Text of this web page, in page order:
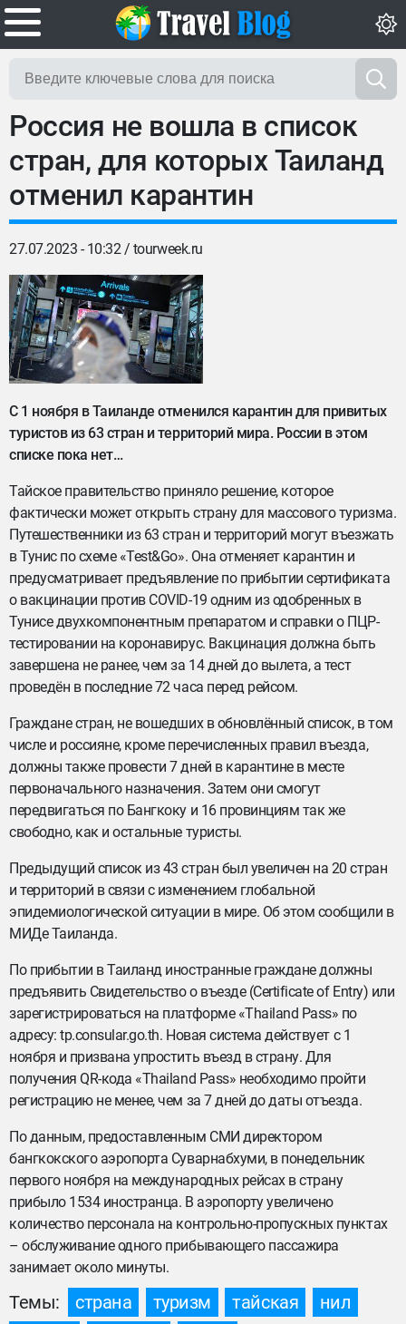
Россия не вошла в список
стран, для которых Таиланд
отменил карантин
27.07.2023 - 10:32 / tourweek.ru
С 1 ноября в Таиланде отменился карантин для привитых
туристов из 63 стран и территорий мира. России в этом
списке пока нет…
Тайское правительство приняло решение, которое
фактически может открыть страну для массового туризма.
Путешественники из 63 стран и территорий могут въезжать
в Тунис по схеме «Test&Go». Она отменяет карантин и
предусматривает предъявление по прибытии сертификата
о вакцинации против COVID-19 одним из одобренных в
Тунисе двухкомпонентным препаратом и справки о ПЦР-
тестировании на коронавирус. Вакцинация должна быть
завершена не ранее, чем за 14 дней до вылета, а тест
проведён в последние 72 часа перед рейсом.
Граждане стран, не вошедших в обновлённый список, в том
числе и россияне, кроме перечисленных правил въезда,
должны также провести 7 дней в карантине в месте
первоначального назначения. Затем они смогут
передвигаться по Бангкоку и 16 провинциям так же
свободно, как и остальные туристы.
Предыдущий список из 43 стран был увеличен на 20 стран
и территорий в связи с изменением глобальной
эпидемиологической ситуации в мире. Об этом сообщили в
МИДе Таиланда.
По прибытии в Таиланд иностранные граждане должны
предъявить Свидетельство о въезде (Certificate of Entry) или
зарегистрироваться на платформе «Thailand Pass» по
адресу: tp.consular.go.th. Новая система действует с 1
ноября и призвана упростить въезд в страну. Для
получения QR-кода «Thailand Pass» необходимо пройти
регистрацию не менее, чем за 7 дней до даты отъезда.
По данным, предоставленным СМИ директором
бангкокского аэропорта Суварнабхуми, в понедельник
первого ноября на международных рейсах в страну
прибыло 1534 иностранца. В аэропорту увеличено
количество персонала на контрольно-пропускных пунктах
– обслуживание одного прибывающего пассажира
занимает около минуты.
Темы: страна туризм тайская
нил